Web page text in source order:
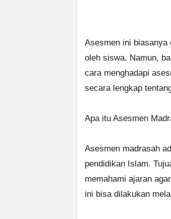
Asesmen ini biasanya
oleh siswa. Namun,
cara menghadapi
secara lengkap
Apa itu Asesmen
Asesmen madrasah
pendidikan Islam.
memahami ajaran
ini bisa dilakukan